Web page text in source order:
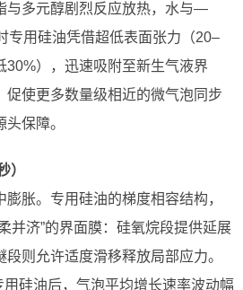
与多元醇剧烈反应放热，水与—
专用硅油凭借超低表面张力（20–
30%），迅速吸附至新生气液界
促使更多数量级相近的微气泡同步
保障。
）
胀。专用硅油的梯度相容结构，
并济”的界面膜：硅氧烷段提供延展
则允许适度滑移释放局部应力。
硅油后，气泡平均增长速率波动幅